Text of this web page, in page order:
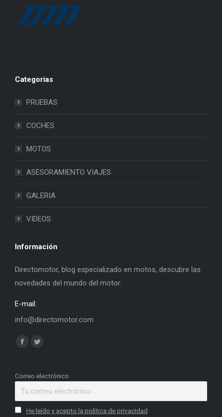
Categorias
PRUEBAS
COCHES
MOTOS
ASESORAMIENTO VIAJES
GALERIA
VIDEOS
Información
Directomotor, blog especializado en motos, descubre las
novedades del mundo del motor.
E-mail:
info@directomotor.com
Find us on:
Facebook
opens
window
Twitter
opens
window
Correo electrónico
He leído y acepto la política de privacidad